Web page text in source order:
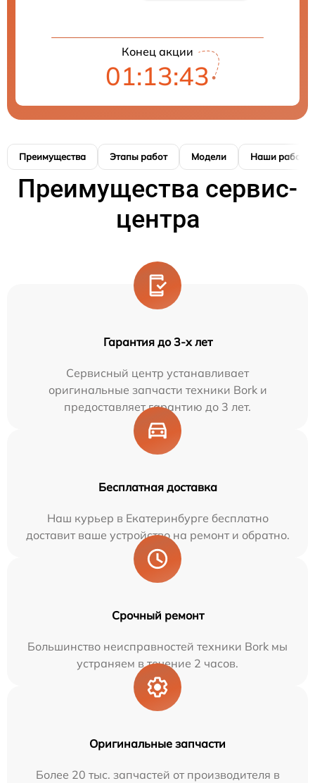
Конец акции
01:13:42
Преимущества Этапы работ Модели Наши работы
Преимущества сервис-
центра
Гарантия до 3-х лет
Сервисный центр устанавливает
оригинальные запчасти техники Bork и
предоставляет гарантию до 3 лет.
Бесплатная доставка
Наш курьер в Екатеринбурге бесплатно
доставит ваше устройство на ремонт и обратно.
Срочный ремонт
Большинство неисправностей техники Bork мы
устраняем в течение 2 часов.
Оригинальные запчасти
Более 20 тыс. запчастей от производителя в